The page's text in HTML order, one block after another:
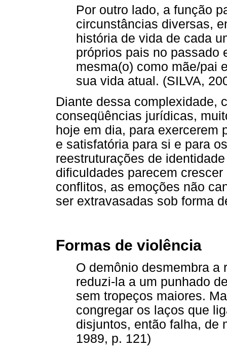
Por outro lado, a função
circunstâncias diversas,
história de vida de cada
próprios pais no passado
mesma(o) como mãe/pai
sua vida atual. (SILVA,
Diante dessa complexidade,
conseqüências jurídicas,
hoje em dia, para exercerem
e satisfatória para si e para
reestruturações de
dificuldades parecem
conflitos, as emoções não
ser extravasadas sob forma
Formas de violência
O demônio desmembra a
reduzi-la a um punhado
sem tropeços maiores.
congregar os laços que
disjuntos, então falha, de
1989, p. 121)